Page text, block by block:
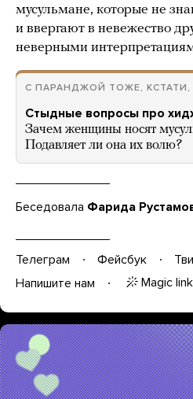
мусульмане, которые не
и ввергают в невежество
неверными
С ПАРАНДЖОЙ ТОЖЕ, КСТАТИ,
Стыдные вопросы про
Зачем женщины носят
Подавляет ли она их волю?
Беседовала Фарида
Телеграм Фейсбук
Напишите нам
Magic link